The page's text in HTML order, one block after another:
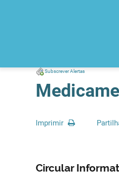
Subscrever Alertas
Imprimir
Circular